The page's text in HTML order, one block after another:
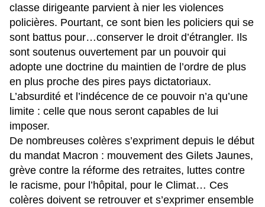
classe dirigeante parvient à nier les violences
policières. Pourtant, ce sont bien les policiers qui se
sont battus pour…conserver le droit d’étrangler. Ils
sont soutenus ouvertement par un pouvoir qui
adopte une doctrine du maintien de l’ordre de plus
en plus proche des pires pays dictatoriaux.
L’absurdité et l’indécence de ce pouvoir n’a qu’une
limite : celle que nous seront capables de lui
imposer.
De nombreuses colères s’expriment depuis le début
du mandat Macron : mouvement des Gilets Jaunes,
grève contre la réforme des retraites, luttes contre
le racisme, pour l’hôpital, pour le Climat… Ces
colères doivent se retrouver et s’exprimer ensemble